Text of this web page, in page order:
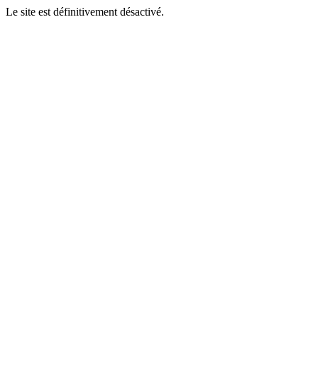
Le site est définitivement désactivé.